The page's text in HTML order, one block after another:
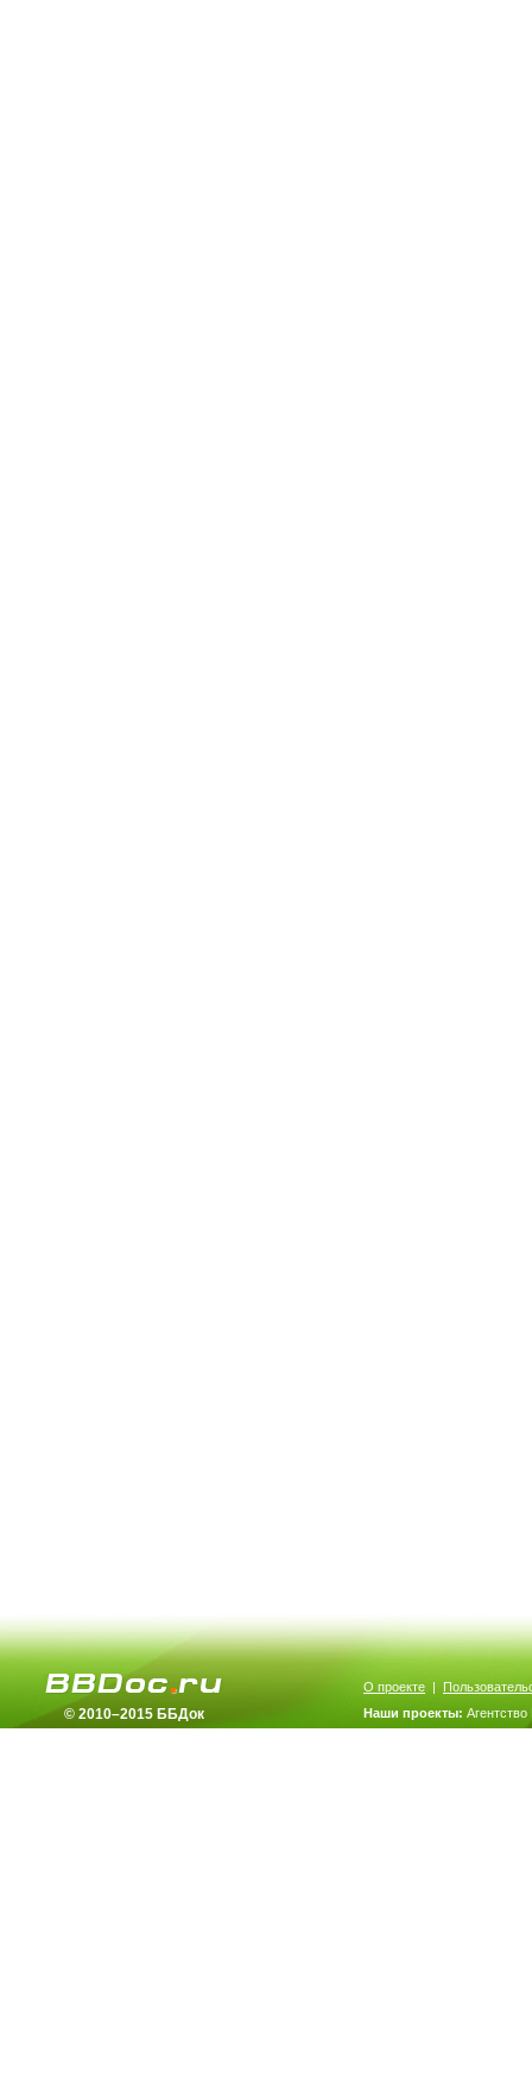
© 2010–2015 ББДок
О проекте |
Наши проекты: